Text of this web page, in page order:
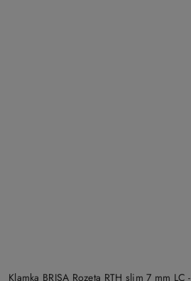
Klamka BRISA Rozeta RTH slim 7 mm